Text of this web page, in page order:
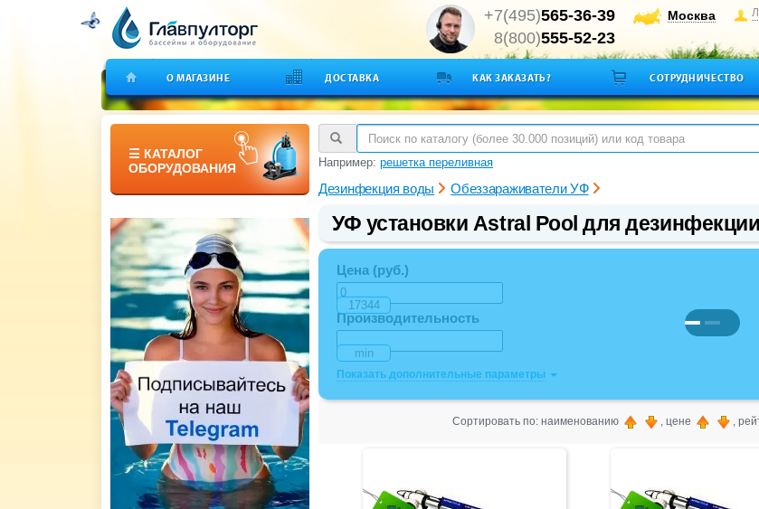
+7(495)565-36-39
8(800)555-52-23
Москва
О МАГАЗИНЕ ДОСТАВКА КАК ЗАКАЗАТЬ? СОТРУДНИЧЕСТВО
☰ КАТАЛОГ
ОБОРУДОВАНИЯ
Например: решетка переливная
Дезинфекция воды Обеззараживатели УФ
УФ установки Astral Pool для
Цена (руб.)
Производительность
Показать дополнительные параметры
Сортировать по: наименованию , цене ,